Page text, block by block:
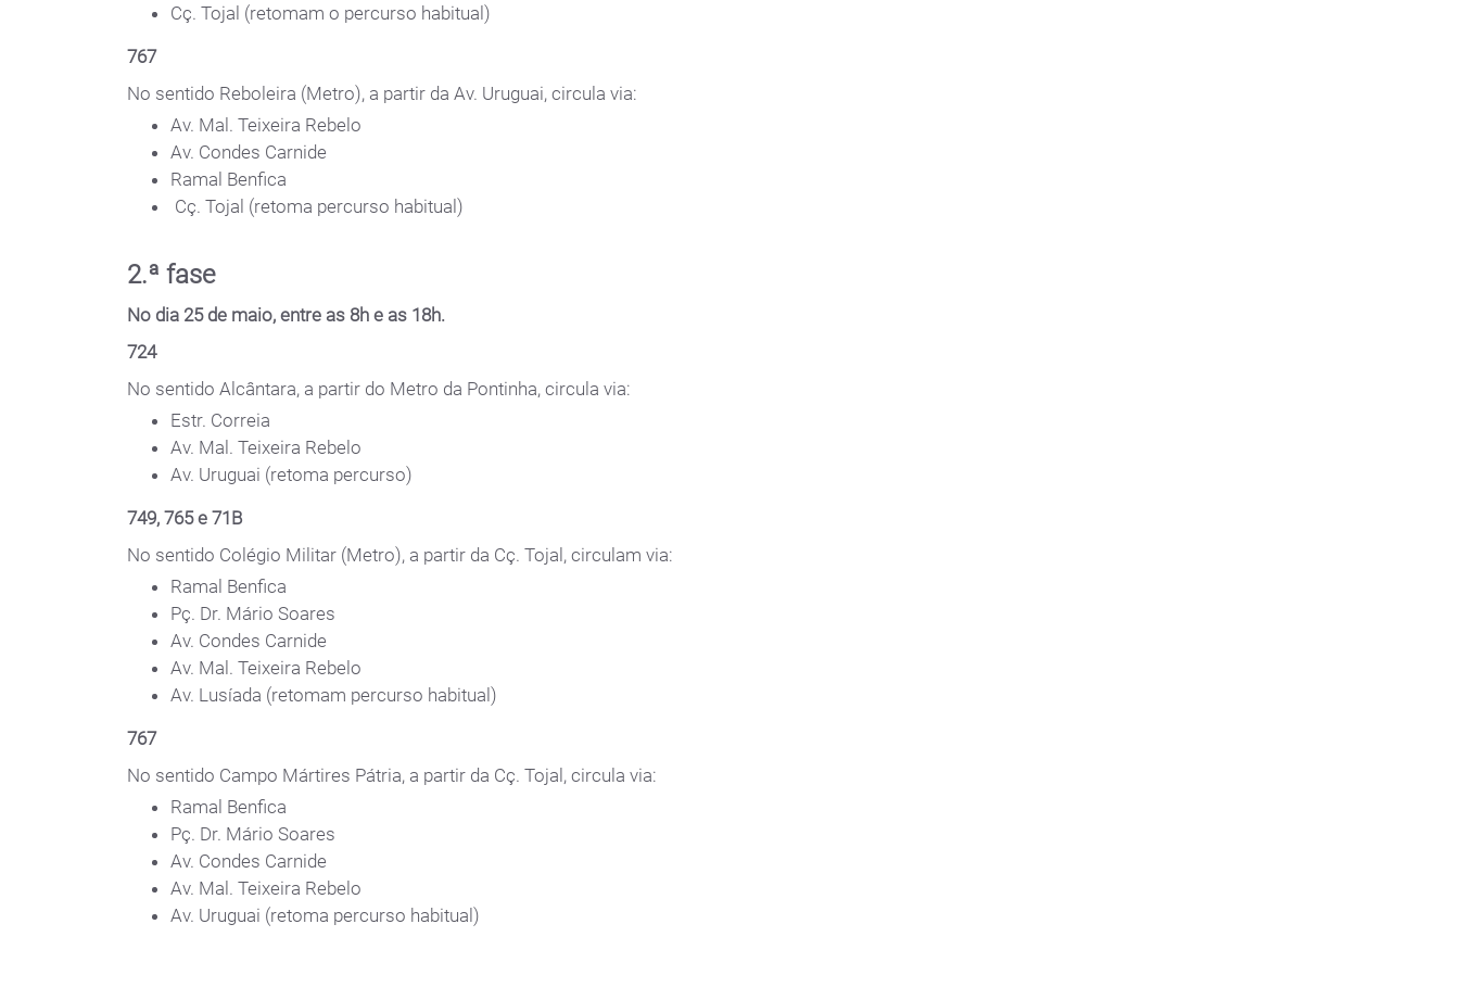
Cç. Tojal (retomam o percurso habitual)
767
No sentido Reboleira (Metro), a partir da Av. Uruguai, circula via:
Av. Mal. Teixeira Rebelo
Av. Condes Carnide
Ramal Benfica
Cç. Tojal (retoma percurso habitual)
2.ª fase
No dia 25 de maio, entre as 8h e as 18h.
724
No sentido Alcântara, a partir do Metro da Pontinha, circula via:
Estr. Correia
Av. Mal. Teixeira Rebelo
Av. Uruguai (retoma percurso)
749, 765 e 71B
No sentido Colégio Militar (Metro), a partir da Cç. Tojal, circulam via:
Ramal Benfica
Pç. Dr. Mário Soares
Av. Condes Carnide
Av. Mal. Teixeira Rebelo
Av. Lusíada (retomam percurso habitual)
767
No sentido Campo Mártires Pátria, a partir da Cç. Tojal, circula via:
Ramal Benfica
Pç. Dr. Mário Soares
Av. Condes Carnide
Av. Mal. Teixeira Rebelo
Av. Uruguai (retoma percurso habitual)